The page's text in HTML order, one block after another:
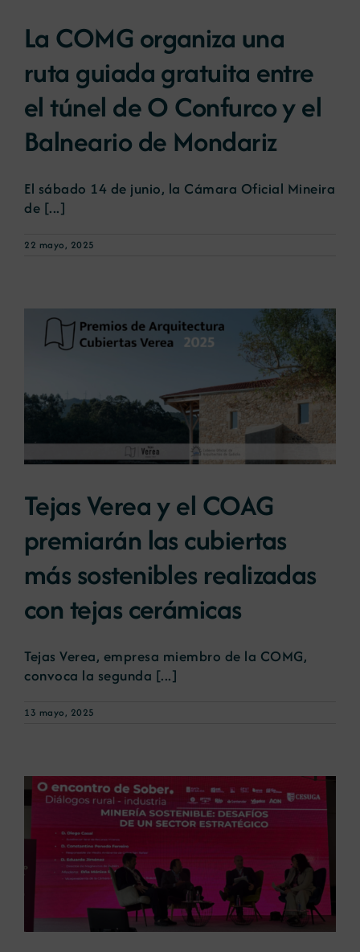
La COMG organiza una
ruta guiada gratuita entre
el túnel de O Confurco y el
Balneario de Mondariz
El sábado 14 de junio, la Cámara Oficial Mineira
de [...]
22 mayo, 2025
Tejas Verea y el COAG
premiarán las cubiertas
más sostenibles realizadas
con tejas cerámicas
Tejas Verea, empresa miembro de la COMG,
convoca la segunda [...]
13 mayo, 2025